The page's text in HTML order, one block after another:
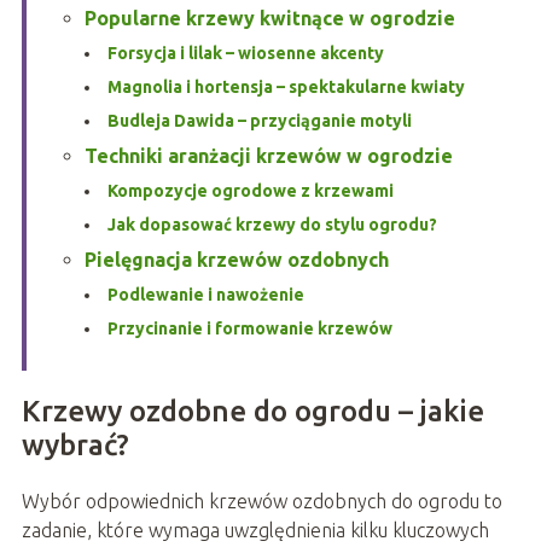
Popularne krzewy kwitnące w ogrodzie
Forsycja i lilak – wiosenne akcenty
Magnolia i hortensja – spektakularne kwiaty
Budleja Dawida – przyciąganie motyli
Techniki aranżacji krzewów w ogrodzie
Kompozycje ogrodowe z krzewami
Jak dopasować krzewy do stylu ogrodu?
Pielęgnacja krzewów ozdobnych
Podlewanie i nawożenie
Przycinanie i formowanie krzewów
Krzewy ozdobne do ogrodu – jakie
wybrać?
Wybór odpowiednich krzewów ozdobnych do ogrodu to
zadanie, które wymaga uwzględnienia kilku kluczowych